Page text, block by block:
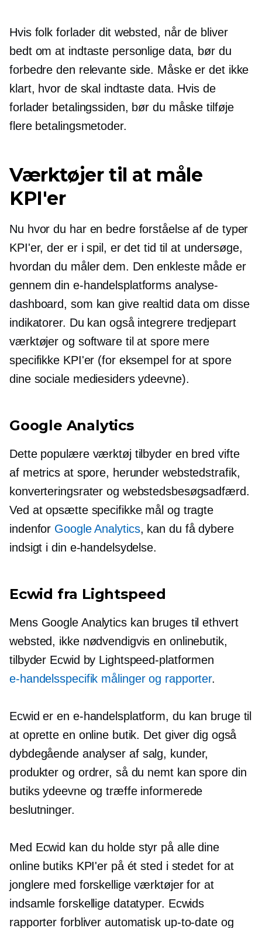
Hvis folk forlader dit websted, når de bliver
bedt om at indtaste personlige data, bør du
forbedre den relevante side. Måske er det ikke
klart, hvor de skal indtaste data. Hvis de
forlader betalingssiden, bør du måske tilføje
flere betalingsmetoder.
Værktøjer til at måle
KPI'er
Nu hvor du har en bedre forståelse af de typer
KPI'er, der er i spil, er det tid til at undersøge,
hvordan du måler dem. Den enkleste måde er
gennem din e-handelsplatforms analyse-
dashboard, som kan give realtid data om disse
indikatorer. Du kan også integrere tredjepart
værktøjer og software til at spore mere
specifikke KPI'er (for eksempel for at spore
dine sociale mediesiders ydeevne).
Google Analytics
Dette populære værktøj tilbyder en bred vifte
af metrics at spore, herunder webstedstrafik,
konverteringsrater og webstedsbesøgsadfærd.
Ved at opsætte specifikke mål og tragte
indenfor Google Analytics, kan du få dybere
indsigt i din e-handelsydelse.
Ecwid fra Lightspeed
Mens Google Analytics kan bruges til ethvert
websted, ikke nødvendigvis en onlinebutik,
tilbyder Ecwid by Lightspeed-platformen
e-handelsspecifik målinger og rapporter.
Ecwid er en e-handelsplatform, du kan bruge til
at oprette en online butik. Det giver dig også
dybdegåendeanalyser af salg, kunder,
produkter og ordrer, så du nemt kan spore din
butiks ydeevne og træffe informerede
beslutninger.
Med Ecwid kan du holde styr på alle dine
online butiks KPI'er på ét sted i stedet for at
jonglere med forskellige værktøjer for at
indsamle forskellige datatyper. Ecwids
rapporter forbliver automatisk up-to-dateog